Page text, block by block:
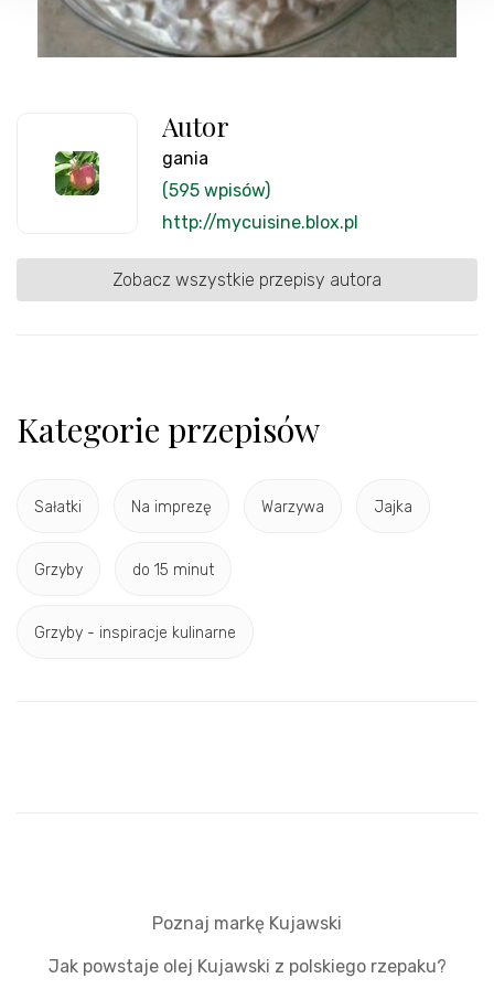
Autor
gania
(595 wpisów)
http://mycuisine.blox.pl
Zobacz wszystkie przepisy autora
Kategorie przepisów
Sałatki Na imprezę Warzywa Jajka
Grzyby do 15 minut
Grzyby - inspiracje kulinarne
Poznaj markę Kujawski
Jak powstaje olej Kujawski z polskiego rzepaku?